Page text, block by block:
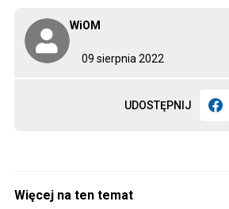
09 sierpnia 2022
WiOM
UDOSTĘPNIJ